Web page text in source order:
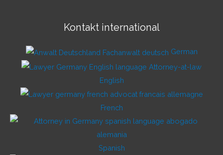
Kontakt international
German
English
French
Spanish